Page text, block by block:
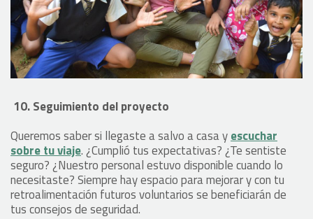
10. Seguimiento del proyecto
Queremos saber si llegaste a salvo a casa yescuchar
sobre tu viaje. ¿Cumplió tus expectativas? ¿Te sentiste
seguro? ¿Nuestro personal estuvo disponible cuando lo
necesitaste? Siempre hay espacio para mejorar y con tu
retroalimentación futuros voluntarios se beneficiarán de
tus consejos de seguridad.